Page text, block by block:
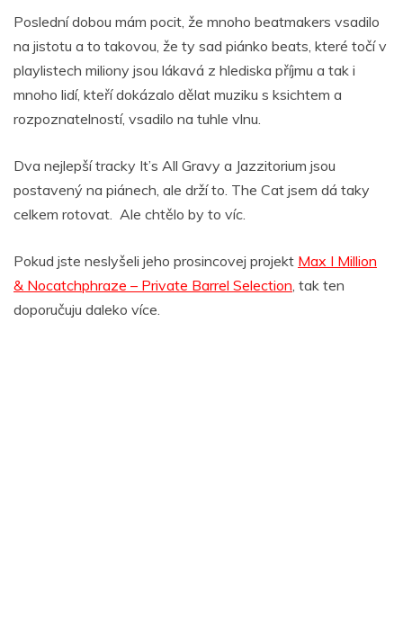
Poslední dobou mám pocit, že mnoho beatmakers vsadilo
na jistotu a to takovou, že ty sad piánko beats, které točí v
playlistech miliony jsou lákavá z hlediska příjmu a tak i
mnoho lidí, kteří dokázalo dělat muziku s ksichtem a
rozpoznatelností, vsadilo na tuhle vlnu.
Dva nejlepší tracky It’s All Gravy a Jazzitorium jsou
postavený na piánech, ale drží to. The Cat jsem dá taky
celkem rotovat. Ale chtělo by to víc.
Pokud jste neslyšeli jeho prosincovej projekt Max I Million
& Nocatchphraze – Private Barrel Selection , tak ten
doporučuju daleko více.